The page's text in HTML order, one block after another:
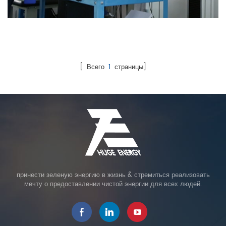
[ Всего 1 страницы]
принести зеленую энергию в жизнь & стремиться реализовать
мечту о предоставлении чистой энергии для всех людей.